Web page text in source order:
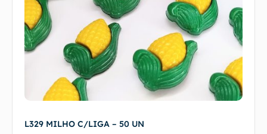
L329 MILHO C/LIGA – 50 UN